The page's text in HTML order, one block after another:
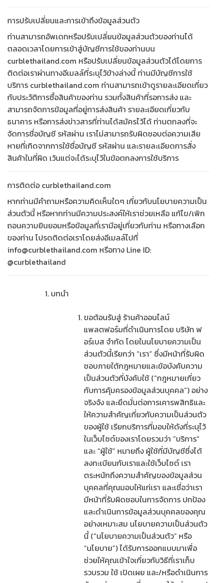
การปรับเปลี่ยนและการเข้าถึงข้อมูลส่วนตัว
ท่านสามารถอัพเดทหรือปรับเปลี่ยนข้อมูลส่วนตัวของท่านได้
ตลอดเวลาโดยการเข้าสู่บัญชีการใช้ของท่านบน
curblethailand.com หรือปรับเปลี่ยนข้อมูลส่วนตัวได้โดยการ
ติดต่อเราผ่านทางอีเมลล์ที่ระบุไว้ข้างล่างนี้ท่านมีบัญชีการใช้
บริการ curblethailand.com ท่านสามารถเข้าดูรายละเอียดเกี่ยว
กับประวัติการซื้อสินค้าของท่าน รวมทั้งสินค้าที่รอการส่ง และ
สามารถจัดการข้อมูลที่อยู่การส่งสินค้า รายละเอียดเกี่ยวกับ
ธนาคาร หรือการส่งข่าวสารที่ท่านได้สมัครไว้ได้ ท่านตกลงที่จะ
จัดการชื่อบัญชี รหัสผ่าน เราไม่สามารถรับผิดชอบต่อความเสีย
หายที่เกิดจากการใช้ชื่อบัญชี รหัสผ่าน และรายละเอียดการสั่ง
สินค้าในที่ผิด เว้นแต่จะได้ระบุไว้ในข้อตกลงการใช้บริการ
การติดต่อ curblethailand.com
หากท่านมีคำถามหรือความคิดเห็นใดๆ เกี่ยวกับนโยบายความเป็น
ส่วนตัวนี้ หรือหากท่านมีความประสงค์ให้เราช่วยเหลือ แก้ไข/เพิก
ถอนความยินยอมหรือข้อมูลที่เรามีอยู่เกี่ยวกับท่าน หรือทางเลือก
ของท่าน โปรดติดต่อเราโดยส่งอีเมลล์ไปที่
info@curblethailand.com หรือทาง Line ID:
@curblethailand
บทนำ
ขอต้อนรับสู่ ร้านค้าออนไลน์
แพลตฟอร์มที่ดำเนินการโดย บริษัท ฟ
อร์เบส จำกัด โดยในนโยบายความเป็น
ส่วนตัวนี้เรียกว่า “เรา” ซึ่งมีหน้าที่รับผิด
ชอบภายใต้กฎหมายและข้อบังคับความ
เป็นส่วนตัวที่บังคับใช้ (“กฎหมายเกี่ยว
กับการคุ้มครองข้อมูลส่วนบุคคล”) อย่าง
จริงจัง และยึดมั่นต่อการเคารพสิทธิและ
ให้ความสำคัญเกี่ยวกับความเป็นส่วนตัว
ของผู้ใช้ เรียกบริการที่มอบให้ดังที่ระบุไว้
ในเว็บไซต์ของเราโดยรวมว่า “บริการ”
และ “ผู้ใช้” หมายถึง ผู้ใช้ที่มีบัญชีซึ่งได้
ลงทะเบียนกับเราและใช้เว็บไซต์ เรา
ตระหนักถึงความสำคัญของข้อมูลส่วน
บุคคลที่คุณมอบให้แก่เรา และเชื่อว่าเรา
มีหน้าที่รับผิดชอบในการจัดการ ปกป้อง
และดำเนินการข้อมูลส่วนบุคคลของคุณ
อย่างเหมาะสม นโยบายความเป็นส่วนตัว
นี้ (“นโยบายความเป็นส่วนตัว” หรือ
“นโยบาย”) ได้รับการออกแบบมาเพื่อ
ช่วยให้คุณเข้าใจเกี่ยวกับวิธีที่เราเก็บ
รวบรวม ใช้ เปิดเผย และ/หรือดำเนินการ